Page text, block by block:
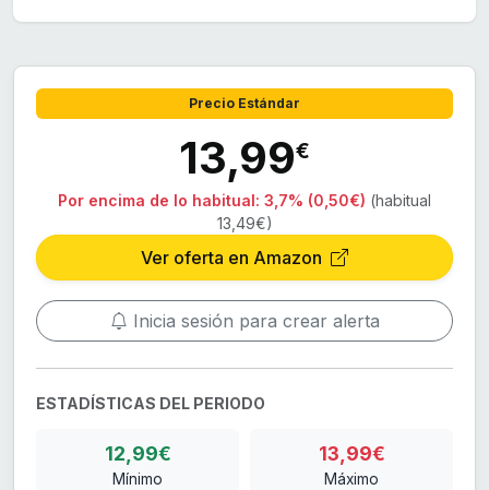
Precio Estándar
13,99€
Por encima de lo habitual: 3,7% (0,50€) (habitual
13,49€)
Ver oferta en Amazon
Inicia sesión para crear alerta
ESTADÍSTICAS DEL PERIODO
12,99€
Mínimo
13,99€
Máximo